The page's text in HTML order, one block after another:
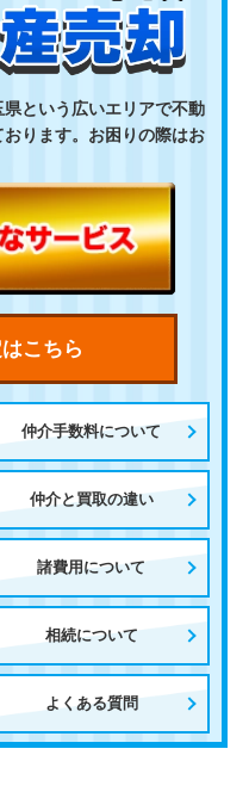
という広いエリアで不動
ります。お困りの際はお
こちら
仲介手数料について
仲介と買取の違い
諸費用について
相続について
よくある質問